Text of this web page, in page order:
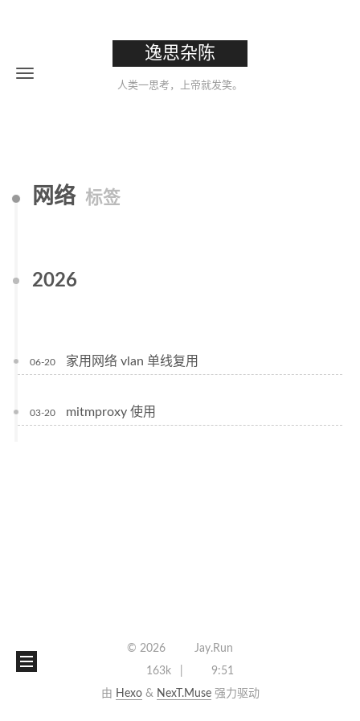
逸思杂陈
人类一思考，上帝就发笑。
网络 标签
2026
06-20 家用网络 vlan 单线复用
03-20 mitmproxy 使用
©2026
Jay.Run
163k
9:51
由 Hexo& NexT.Muse强力驱动